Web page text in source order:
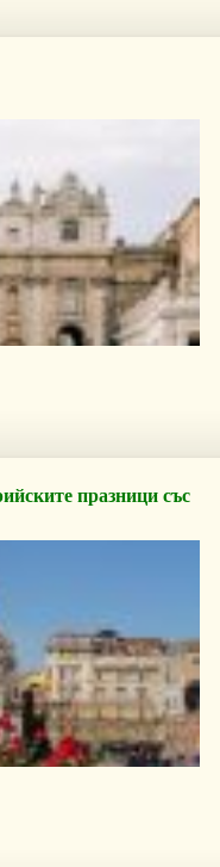
празници със